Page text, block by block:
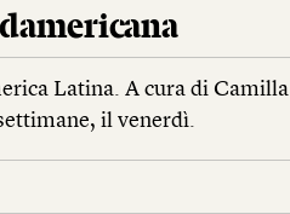
Latina. A cura di Camilla
il venerdì.